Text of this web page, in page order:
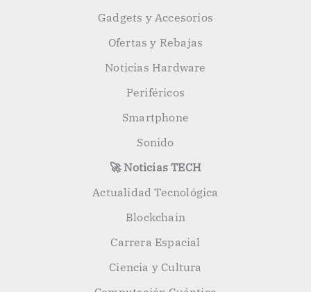
Gadgets y Accesorios
Ofertas y Rebajas
Noticias Hardware
Periféricos
Smartphone
Sonido
🚀 Noticias TECH
Actualidad Tecnológica
Blockchain
Carrera Espacial
Ciencia y Cultura